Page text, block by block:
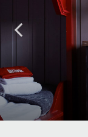
rum och alltid
både byn och
Åre Bed
0647-511
arebb.se